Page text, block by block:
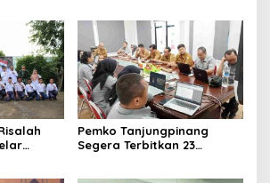
Pemko Tanjungpinang
Segera Terbitkan 23